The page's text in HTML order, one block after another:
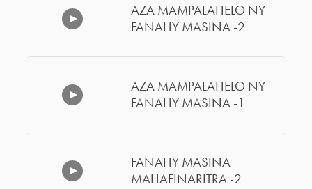
AZA MAMPALAHELO NY
FANAHY MASINA -2
AZA MAMPALAHELO NY
FANAHY MASINA -1
FANAHY MASINA
MAHAFINARITRA -2